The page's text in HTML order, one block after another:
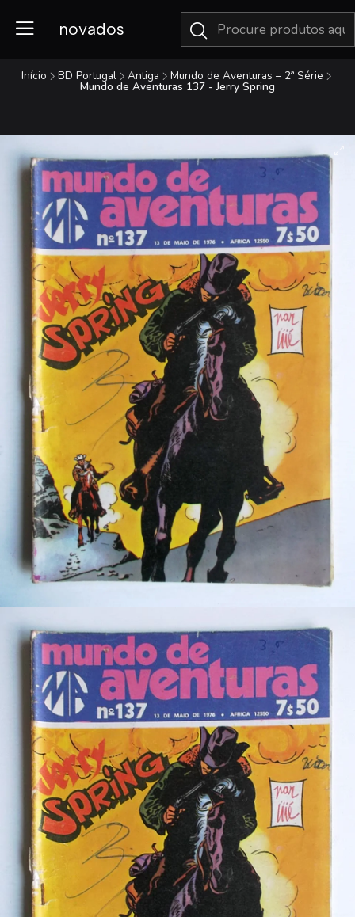
novados
Início BD Portugal Antiga Mundo de Aventuras – 2ª Série
Mundo de Aventuras 137 - Jerry Spring